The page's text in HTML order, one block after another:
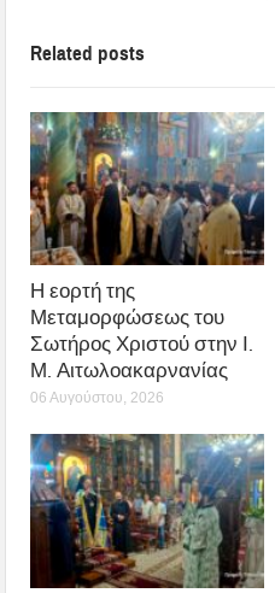
Related posts
Η εορτή της
Μεταμορφώσεως του
Σωτήρος Χριστού στην Ι.
Μ. Αιτωλοακαρνανίας
06 Αυγούστου, 2026